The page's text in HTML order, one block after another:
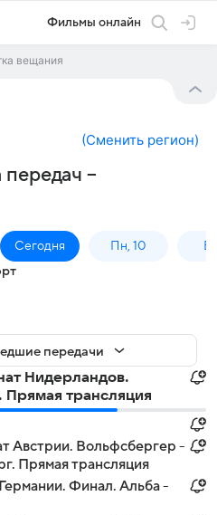
Фильмы онлайн
вещания
(Сменить регион)
передач –
Сегодня Пн, 10
передачи
Нидерландов.
Прямая трансляция
Австрии. Вольфсбергер -
Прямая трансляция
Финал. Альба -